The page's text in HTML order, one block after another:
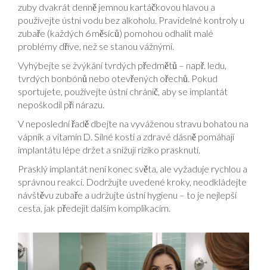
zuby dvakrát denně jemnou kartáčkovou hlavou a
používejte ústní vodu bez alkoholu. Pravidelné kontroly u
zubaře (každých 6 měsíců) pomohou odhalit malé
problémy dříve, než se stanou vážnými.
Vyhýbejte se žvýkání tvrdých předmětů – např. ledu,
tvrdých bonbónů nebo otevřených ořechů. Pokud
sportujete, používejte ústní chránič, aby se implantát
nepoškodil při nárazu.
V neposlední řadě dbejte na vyváženou stravu bohatou na
vápník a vitamín D. Silné kosti a zdravé dásně pomáhají
implantátu lépe držet a snižují riziko prasknutí.
Prasklý implantát není konec světa, ale vyžaduje rychlou a
správnou reakci. Dodržujte uvedené kroky, neodkládejte
návštěvu zubaře a udržujte ústní hygienu – to je nejlepší
cesta, jak předejít dalším komplikacím.